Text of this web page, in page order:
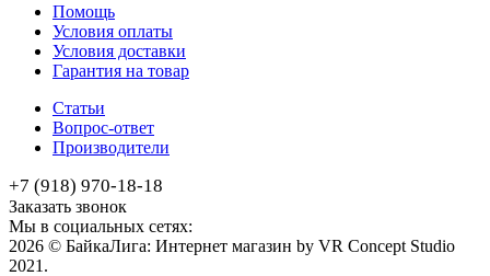
Помощь
Условия оплаты
Условия доставки
Гарантия на товар
Статьи
Вопрос-ответ
Производители
+7 (918) 970-18-18
Заказать звонок
Мы в социальных сетях:
2026 © БайкаЛига: Интернет магазин by VR Concept Studio
2021.